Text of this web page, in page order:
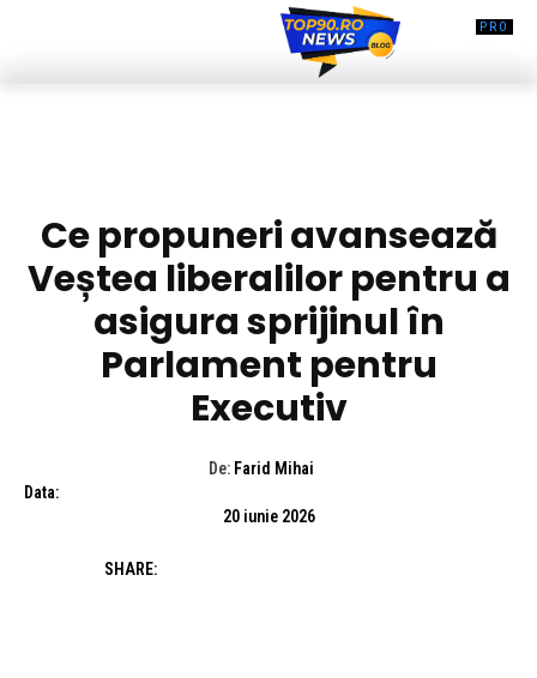
Ce propuneri avansează
Veștea liberalilor pentru a
asigura sprijinul în
Parlament pentru
Executiv
De: Farid Mihai
Data:
20 iunie 2026
SHARE: